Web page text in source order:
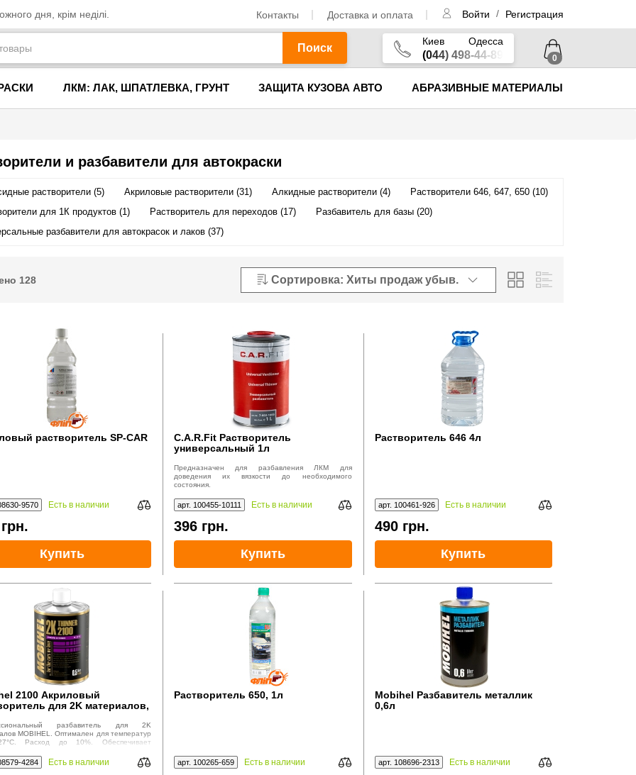
дня, крім неділі. Контакты Доставка и оплата Войти / Регистрация
Поиск
Киев Одесса
(044) 498-44-89 0
ЛКМ: ЛАК, ШПАТЛЕВКА, ГРУНТ ЗАЩИТА КУЗОВА АВТО АБРАЗИВНЫЕ МАТЕРИАЛЫ
и разбавители для автокраски
растворители (5) Акриловые растворители (31) Алкидные растворители (4)
Растворители 646, 647, 650 (10)
для 1К продуктов (1)
Растворитель для переходов (17)
Разбавитель для базы (20)
разбавители для автокрасок и лаков (37)
128 Сортировка: Хиты продажубыв.
растворитель SP-CAR
9570 Есть в наличии
грн.
Купить
C.A.R.Fit Растворитель
универсальный 1л
Предназначен для разбавления ЛКМ для
доведения их вязкости до необходимого
состояния.
арт. 100455-10111 Есть в наличии
396 грн.
Купить
Растворитель 646 4л
арт. 100461-926 Есть в наличии
490 грн.
Купить
2100 Акриловый
для 2K материалов,
разбавитель для 2K
MOBIHEL. Оптимален для температур
Расход до 10%. Обеспечивает
4284 Есть в наличии
Растворитель 650, 1л
арт. 100265-659 Есть в наличии
Mobihel Разбавитель металлик
0,6л
арт. 108696-2313 Есть в наличии